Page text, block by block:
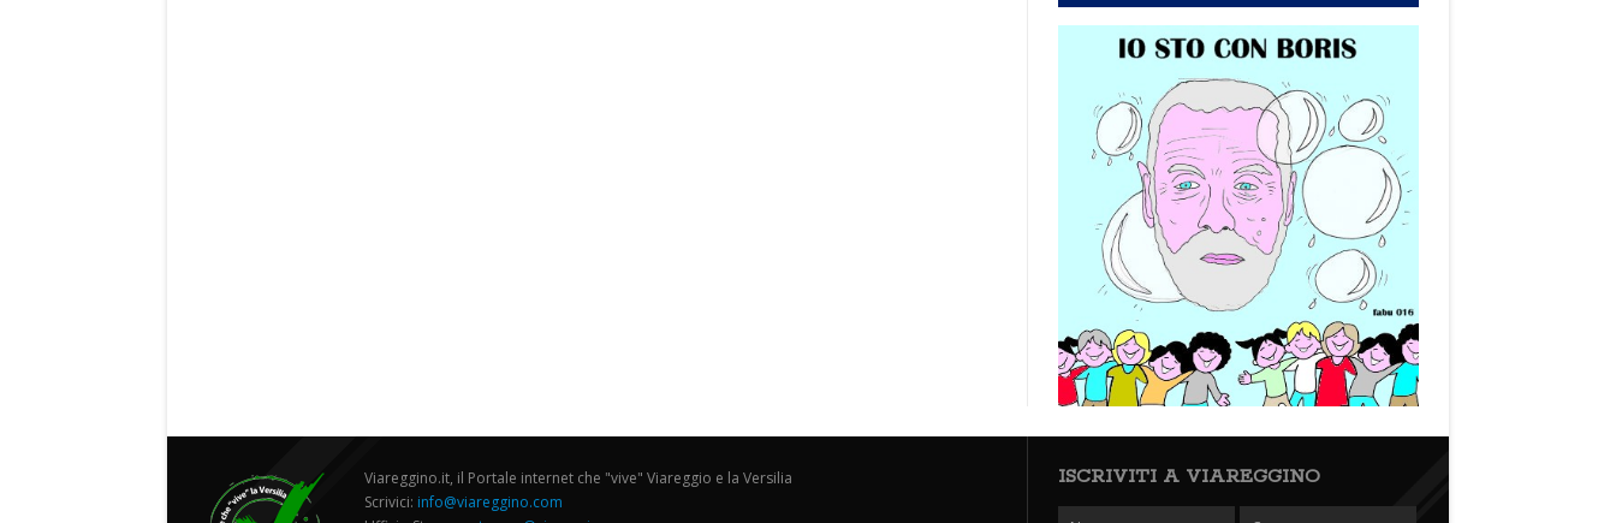
Viareggino.it, il Portale internet che "vive" Viareggio e la Versilia
Scrivici: info@viareggino.com
ISCRIVITI A VIAREGGINO